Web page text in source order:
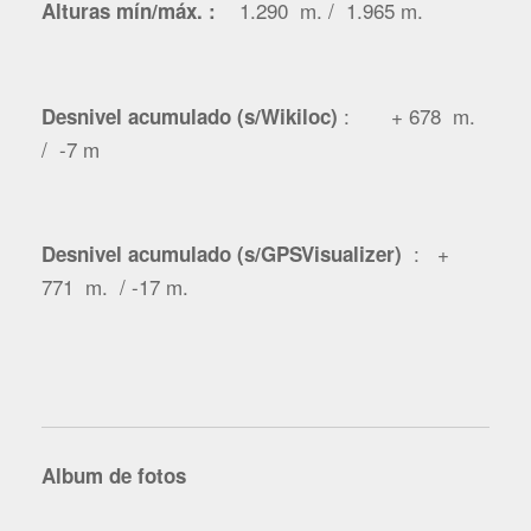
Alturas mín/máx. : 1.290 m. / 1.965 m.
Desnivel acumulado (s/Wikiloc) : + 678 m.
/ -7 m
Desnivel acumulado (s/GPSVisualizer) : +
771 m. / -17 m.
Album de fotos